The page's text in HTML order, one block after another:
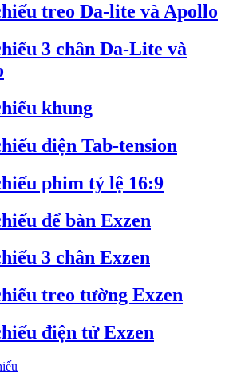
treo Da-lite và Apollo
3 chân Da-Lite và
khung
điện Tab-tension
phim tỷ lệ 16:9
để bàn Exzen
3 chân Exzen
treo tường Exzen
điện tử Exzen